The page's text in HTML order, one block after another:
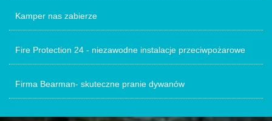
Kamper nas zabierze
Fire Protection 24 - niezawodne instalacje przeciwpożarowe
Firma Bearman- skuteczne pranie dywanów